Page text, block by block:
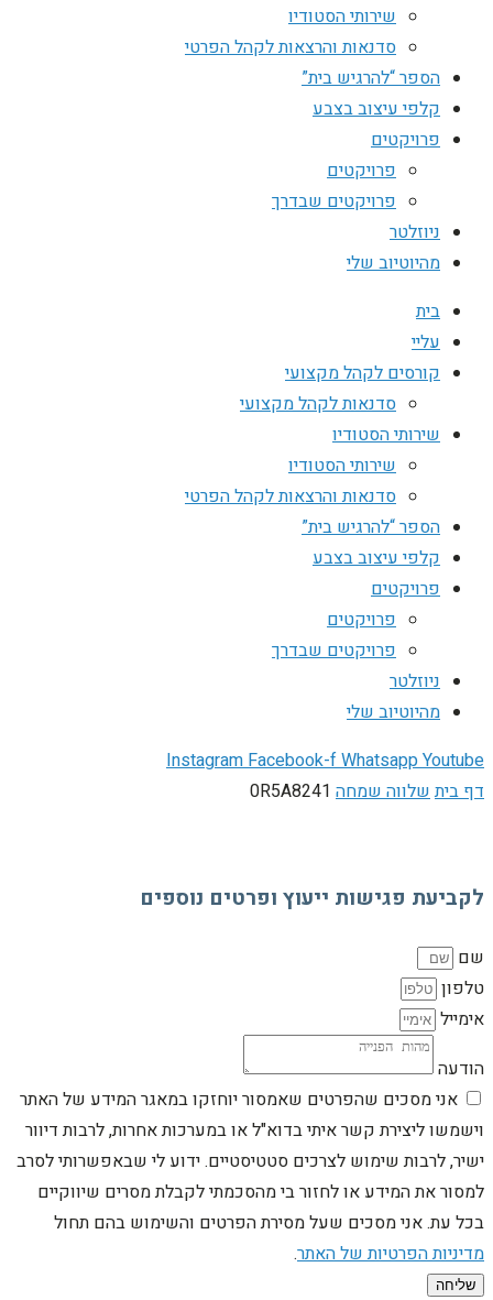
שירותי הסטודיו
סדנאות והרצאות לקהל הפרטי
הספר “להרגיש בית”
קלפי עיצוב בצבע
פרויקטים
פרויקטים
פרויקטים שבדרך
ניוזלטר
מהיוטיוב שלי
בית
עליי
קורסים לקהל מקצועי
סדנאות לקהל מקצועי
שירותי הסטודיו
שירותי הסטודיו
סדנאות והרצאות לקהל הפרטי
הספר “להרגיש בית”
קלפי עיצוב בצבע
פרויקטים
פרויקטים
פרויקטים שבדרך
ניוזלטר
מהיוטיוב שלי
InstagramFacebook-fWhatsappYoutube
דף ביתשלווה שמחה 0R5A8241
לקביעת פגישות ייעוץ ופרטים נוספים
שם
טלפון
אימייל
הודעה
אני מסכים שהפרטים שאמסור יוחזקו במאגר המידע של האתר
וישמשו ליצירת קשר איתי בדוא"ל או במערכות אחרות, לרבות דיוור
ישיר, לרבות שימוש לצרכים סטטיסטיים. ידוע לי שבאפשרותי לסרב
למסור את המידע או לחזור בי מהסכמתי לקבלת מסרים שיווקיים
בכל עת. אני מסכים שעל מסירת הפרטים והשימוש בהם תחול
מדיניות הפרטיות של האתר.
שליחה